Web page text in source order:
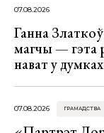
07.08.2026
Ганна
магчы — гэта
нават у
07.08.2026 ГРАМАДСТВА